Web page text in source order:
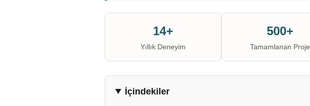
14+
Yıllık Deneyim
500+
Tamamlanan Proje
İçindekiler